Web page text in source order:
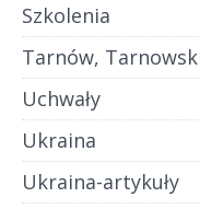
Szkolenia
Tarnów,
Uchwały
Ukraina
Ukraina-artykuły